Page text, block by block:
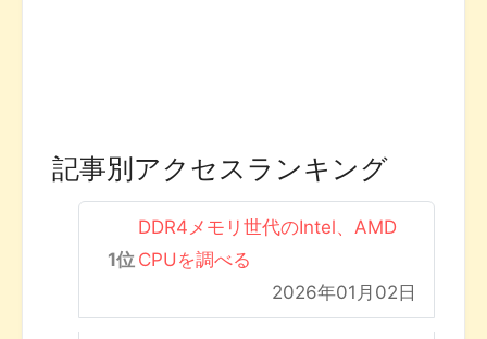
記事別アクセスランキング
DDR4メモリ世代のIntel、AMD
CPUを調べる
2026年01月02日